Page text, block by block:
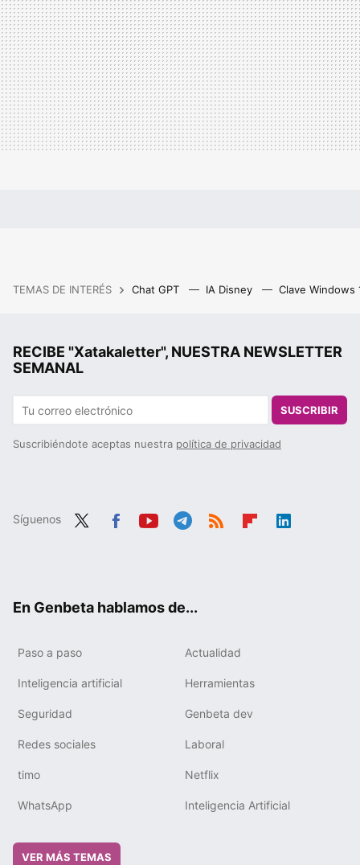
TEMAS DE INTERÉS Chat GPT IA Disney Clave Windows
RECIBE "Xatakaletter", NUESTRA NEWSLETTER
SEMANAL
SUSCRIBIR
Suscribiéndote aceptas nuestra política de privacidad
Síguenos
En Genbeta hablamos de...
Paso a paso Actualidad
Inteligencia artificial Herramientas
Seguridad Genbeta dev
Redes sociales Laboral
timo Netflix
WhatsApp Inteligencia Artificial
VER MÁS TEMAS